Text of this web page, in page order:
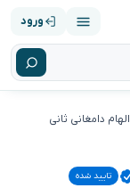
ورود
الهام دامغانی ثانی
تایید شده